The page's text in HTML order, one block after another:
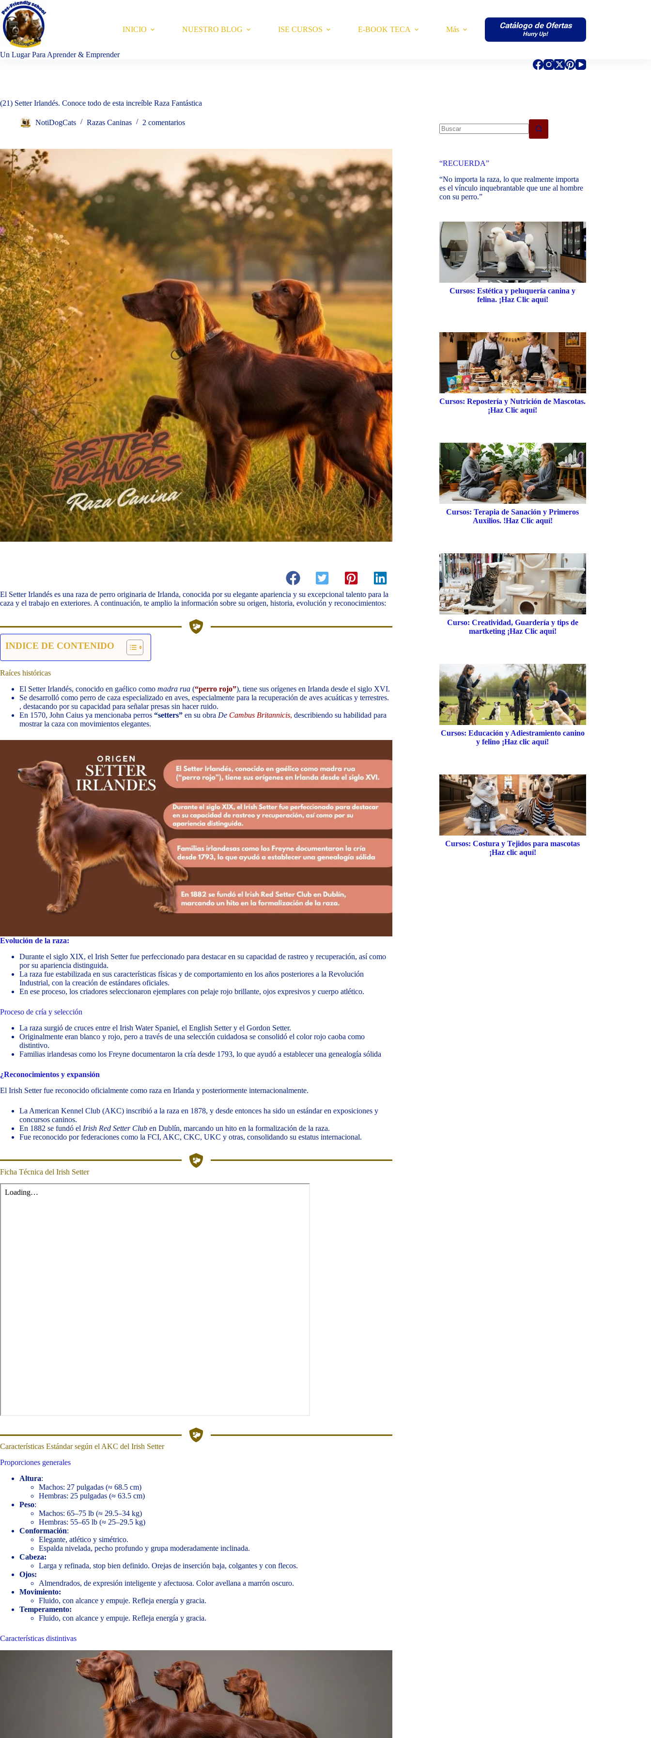
Saltar
al
contenido
Un Lugar Para Aprender & Emprender
INICIO NUESTRO BLOG ISE CURSOS E-BOOK TECA Más Catálogo de Ofertas
Hurry Up!
(21) Setter Irlandés. Conoce todo de esta increíble Raza Fantástica
NotiDogCats Razas Caninas 2 comentarios
El Setter Irlandés es una raza de perro originaria de Irlanda, conocida por su elegante apariencia y su excepcional talento para la
caza y el trabajo en exteriores. A continuación, te amplio la información sobre su origen, historia, evolución y reconocimientos:
INDICE DE CONTENIDO
Raíces históricas
El Setter Irlandés, conocido en gaélico como madra rua (“perro rojo”), tiene sus orígenes en Irlanda desde el siglo XVI.
Se desarrolló como perro de caza especializado en aves, especialmente para la recuperación de aves acuáticas y terrestres.
, destacando por su capacidad para señalar presas sin hacer ruido.
En 1570, John Caius ya mencionaba perros “setters” en su obra De Cambus Britannicis, describiendo su habilidad para
mostrar la caza con movimientos elegantes.
Evolución de la raza:
Durante el siglo XIX, el Irish Setter fue perfeccionado para destacar en su capacidad de rastreo y recuperación, así como
por su apariencia distinguida.
La raza fue estabilizada en sus características físicas y de comportamiento en los años posteriores a la Revolución
Industrial, con la creación de estándares oficiales.
En ese proceso, los criadores seleccionaron ejemplares con pelaje rojo brillante, ojos expresivos y cuerpo atlético.
Proceso de cría y selección
La raza surgió de cruces entre el Irish Water Spaniel, el English Setter y el Gordon Setter.
Originalmente eran blanco y rojo, pero a través de una selección cuidadosa se consolidó el color rojo caoba como
distintivo.
Familias irlandesas como los Freyne documentaron la cría desde 1793, lo que ayudó a establecer una genealogía sólida
¿Reconocimientos y expansión
El Irish Setter fue reconocido oficialmente como raza en Irlanda y posteriormente internacionalmente.
La American Kennel Club (AKC) inscribió a la raza en 1878, y desde entonces ha sido un estándar en exposiciones y
concursos caninos.
En 1882 se fundó el Irish Red Setter Club en Dublín, marcando un hito en la formalización de la raza.
Fue reconocido por federaciones como la FCI, AKC, CKC, UKC y otras, consolidando su estatus internacional.
Ficha Técnica del Irish Setter
Características Estándar según el AKC del Irish Setter
Proporciones generales
Altura:
Machos: 27 pulgadas (≈ 68.5 cm)
Hembras: 25 pulgadas (≈ 63.5 cm)
Peso:
Machos: 65–75 lb (≈ 29.5–34 kg)
Hembras: 55–65 lb (≈ 25–29.5 kg)
Conformación:
Elegante, atlético y simétrico.
Espalda nivelada, pecho profundo y grupa moderadamente inclinada.
Cabeza:
Larga y refinada, stop bien definido. Orejas de inserción baja, colgantes y con flecos.
Ojos:
Almendrados, de expresión inteligente y afectuosa. Color avellana a marrón oscuro.
Movimiento:
Fluido, con alcance y empuje. Refleja energía y gracia.
Temperamento:
Fluido, con alcance y empuje. Refleja energía y gracia.
Características distintivas
“RECUERDA”
“No importa la raza, lo que realmente importa
es el vínculo inquebrantable que une al hombre
con su perro.”
Cursos: Estética y peluquería canina y
felina. ¡Haz Clic aquí!
Cursos: Repostería y Nutrición de Mascotas.
¡Haz Clic aquí!
Cursos: Terapia de Sanación y Primeros
Auxilios. !Haz Clic aquí!
Curso: Creatividad, Guardería y tips de
martketing ¡Haz Clic aquí!
Cursos: Educación y Adiestramiento canino
y felino ¡Haz clic aquí!
Cursos: Costura y Tejidos para mascotas
¡Haz clic aquí!